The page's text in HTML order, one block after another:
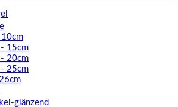
15cm
20cm
25cm
glänzend